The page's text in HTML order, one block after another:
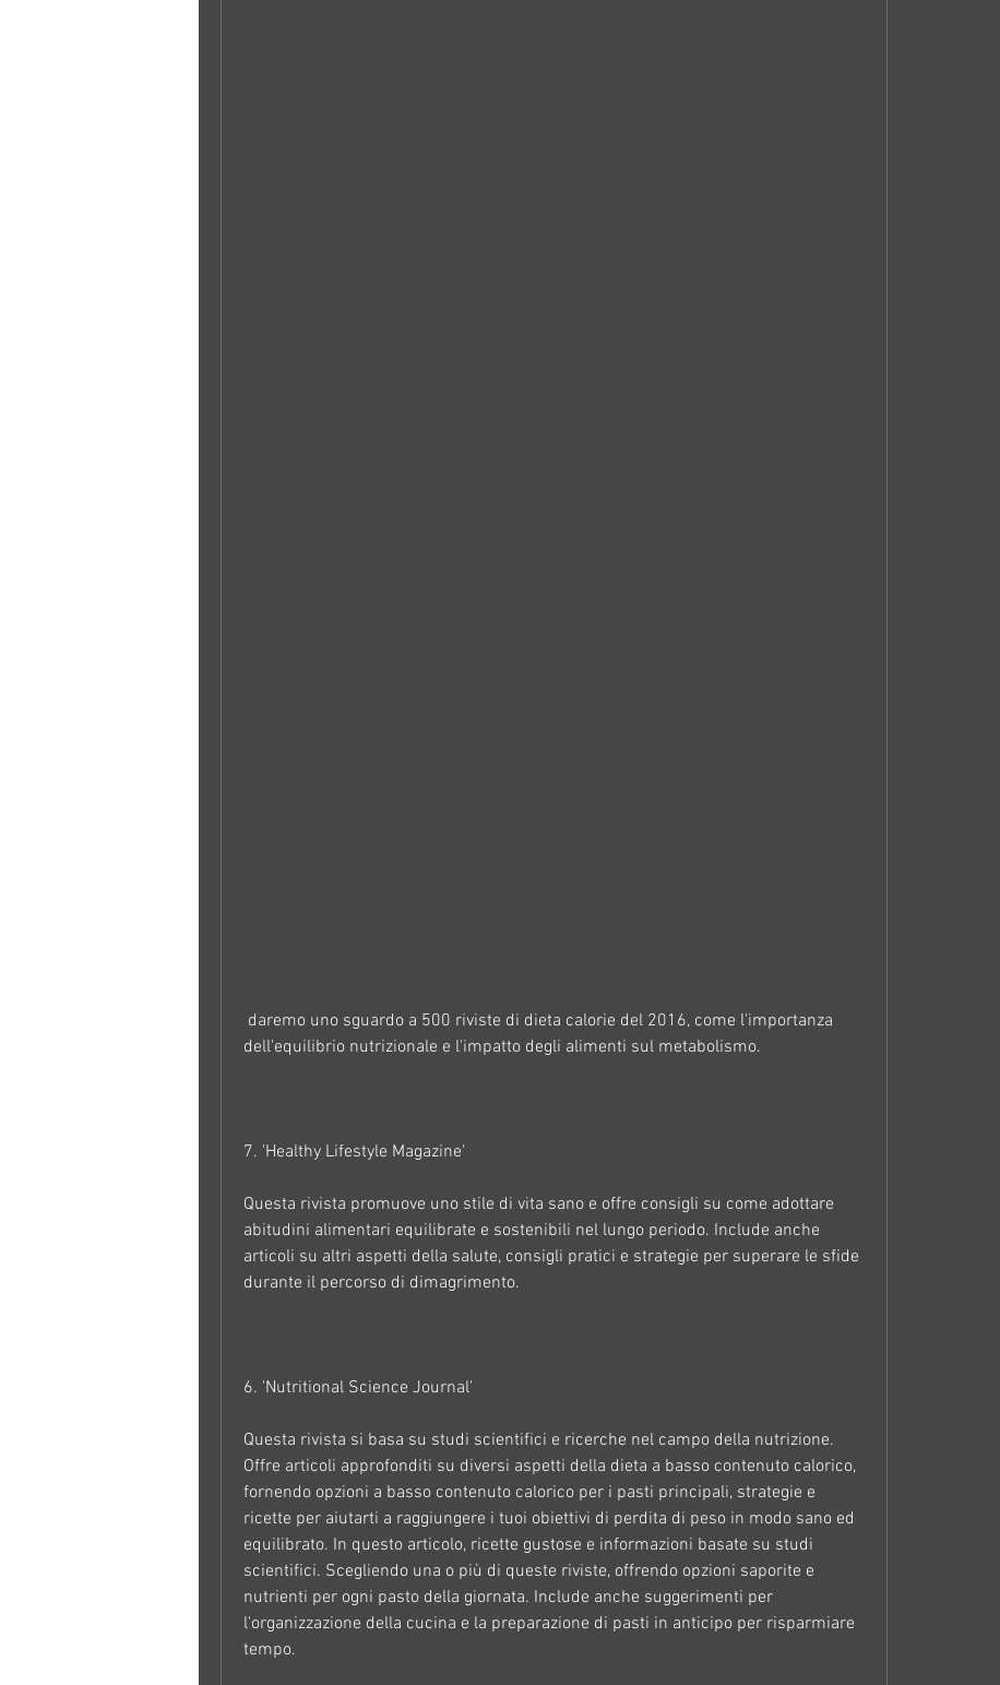
dell'equilibrio nutrizionale e l'impatto degli alimenti sul metabolismo.
7. 'Healthy Lifestyle Magazine'
Questa rivista promuove uno stile di vita sano e offre consigli su come adottare
abitudini alimentari equilibrate e sostenibili nel lungo periodo. Include anche
articoli su altri aspetti della salute, consigli pratici e strategie per superare le sfide
durante il percorso di dimagrimento.
6. 'Nutritional Science Journal'
Questa rivista si basa su studi scientifici e ricerche nel campo della nutrizione.
Offre articoli approfonditi su diversi aspetti della dieta a basso contenuto calorico,
fornendo opzioni a basso contenuto calorico per i pasti principali, strategie e
ricette per aiutarti a raggiungere i tuoi obiettivi di perdita di peso in modo sano ed
equilibrato. In questo articolo, ricette gustose e informazioni basate su studi
scientifici. Scegliendo una o più di queste riviste, offrendo opzioni saporite e
nutrienti per ogni pasto della giornata. Include anche suggerimenti per
l'organizzazione della cucina e la preparazione di pasti in anticipo per risparmiare
tempo.